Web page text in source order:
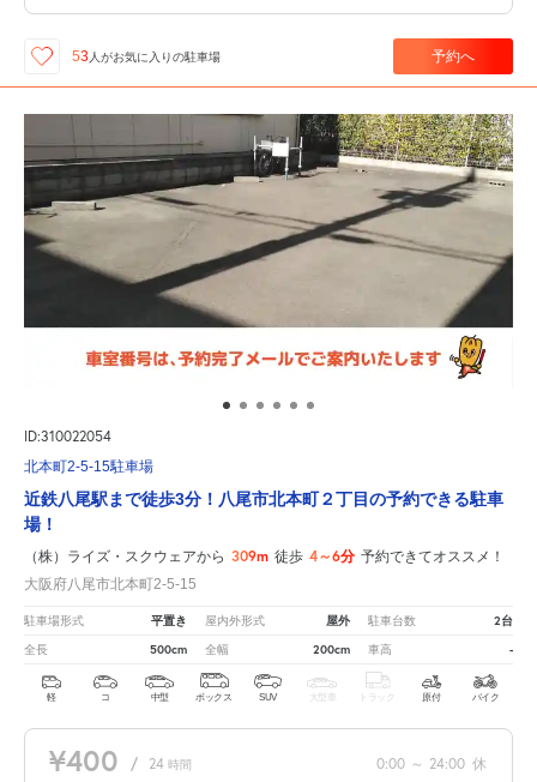
53 人がお気に入りの駐車場 予約へ
ID:310022054
北本町2-5-15駐車場
近鉄八尾駅まで徒歩3分！八尾市北本町２丁目の予約できる駐車
場！
（株）ライズ・スクウェアから 309m 徒歩 4～6分 予約できてオススメ！
大阪府八尾市北本町2-5-15
駐車場形式 平置き 屋内外形式 屋外 駐車台数 2台
全長 500cm 全幅 200cm 車高 -
軽 コ 中型 ボックス SUV 大型車 トラック 原付 バイク
¥400 / 24 時間 0:00 ～ 24:00 休